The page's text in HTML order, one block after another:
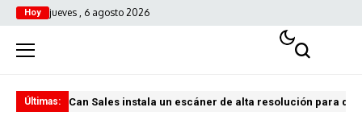
Hoy jueves , 6 agosto 2026
Últimas: Can Sales instala un escáner de alta resolución para